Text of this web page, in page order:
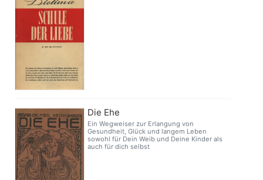
Die Ehe
Ein Wegweiser zur Erlangung von
Gesundheit, Glück und langem Leben
sowohl für Dein Weib und Deine Kinder als
auch für dich selbst